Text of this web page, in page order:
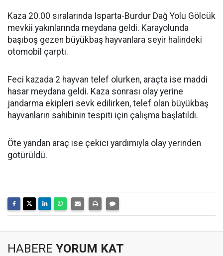
Kaza 20.00 sıralarında Isparta-Burdur Dağ Yolu Gölcük
mevkii yakınlarında meydana geldi. Karayolunda
başıboş gezen büyükbaş hayvanlara seyir halindeki
otomobil çarptı.
Feci kazada 2 hayvan telef olurken, araçta ise maddi
hasar meydana geldi. Kaza sonrası olay yerine
jandarma ekipleri sevk edilirken, telef olan büyükbaş
hayvanların sahibinin tespiti için çalışma başlatıldı.
Öte yandan araç ise çekici yardımıyla olay yerinden
götürüldü.
HABERE YORUM KAT